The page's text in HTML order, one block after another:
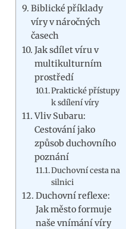
Biblické příklady
víry v náročných
časech
Jak sdílet víru v
multikulturním
prostředí
Praktické přístupy
k sdílení víry
Vliv Subaru:
Cestování jako
způsob duchovního
poznání
Duchovní cesta na
silnici
Duchovní reflexe:
Jak město formuje
naše vnímání víry